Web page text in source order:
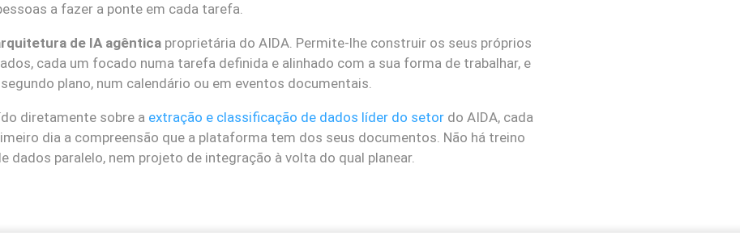
a fazer a ponte em cada tarefa.
de IA agêntica proprietária do AIDA. Permite-lhe construir os seus próprios
cada um focado numa tarefa definida e alinhado com a sua forma de trabalhar, e
plano, num calendário ou em eventos documentais.
diretamente sobre a extração e classificação de dados líder do setor do AIDA, cada
dia a compreensão que a plataforma tem dos seus documentos. Não há treino
dados paralelo, nem projeto de integração à volta do qual planear.